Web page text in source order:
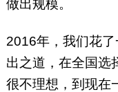
做出规模。
2016年，我们花
出之道，在全国选
很不理想，到现在